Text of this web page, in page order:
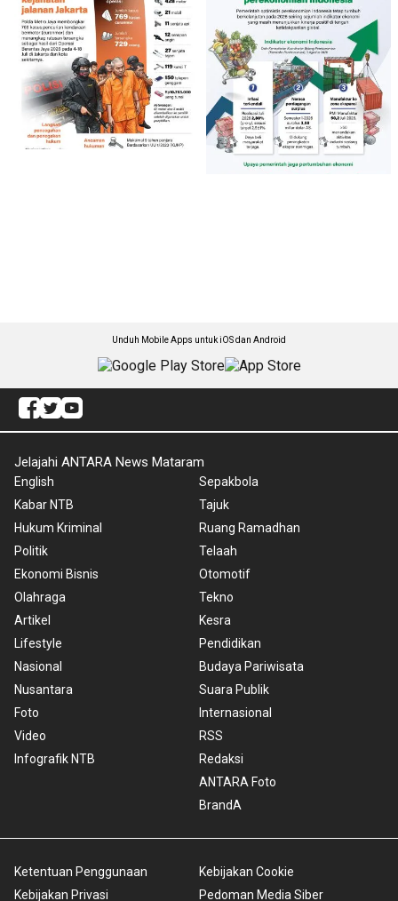
Unduh Mobile Apps untuk iOS dan Android
Jelajahi ANTARA News Mataram
English
Kabar NTB
Hukum Kriminal
Politik
Ekonomi Bisnis
Olahraga
Artikel
Lifestyle
Nasional
Nusantara
Foto
Video
Infografik NTB
Sepakbola
Tajuk
Ruang Ramadhan
Telaah
Otomotif
Tekno
Kesra
Pendidikan
Budaya Pariwisata
Suara Publik
Internasional
RSS
Redaksi
ANTARA Foto
BrandA
Ketentuan Penggunaan
Kebijakan Privasi
Kebijakan Cookie
Pedoman Media Siber